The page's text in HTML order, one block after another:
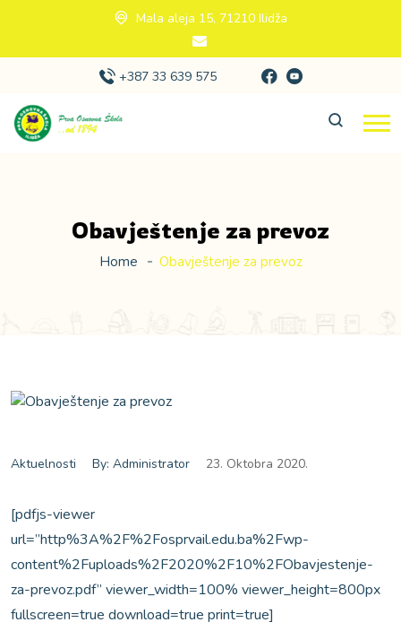
Mala aleja 15, 71210 Ilidža
+387 33 639 575
Obavještenje za prevoz
Home Obavještenje za prevoz
Aktuelnosti By: Administrator 23. Oktobra 2020.
[pdfjs-viewer
url=”http%3A%2F%2Fosprvail.edu.ba%2Fwp-
content%2Fuploads%2F2020%2F10%2FObavjestenje-
za-prevoz.pdf” viewer_width=100% viewer_height=800px
fullscreen=true download=true print=true]